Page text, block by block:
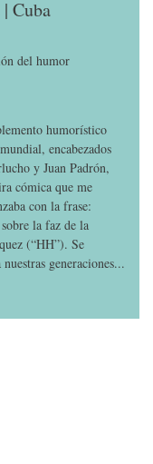
Cuba
del humor
humorístico
encabezados
y Juan Padrón,
cómica que me
con la frase:
la faz de la
(“HH”). Se
generaciones...